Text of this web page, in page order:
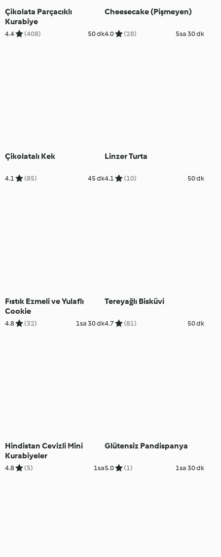
Çikolata Parçacıklı
Kurabiye
4.4 (408) 50 dk
Cheesecake (Pişmeyen)
4.0 (28) 5sa 30 dk
Çikolatalı Kek
4.1 (85) 45 dk
Linzer Turta
4.1 (10) 50 dk
Fıstık Ezmeli ve Yulaflı
Cookie
4.8 (32) 1sa 30 dk
Tereyağlı Bisküvi
4.7 (81) 50 dk
Hindistan Cevizli Mini
Kurabiyeler
4.8 (5) 1sa
Glütensiz Pandispanya
5.0 (1) 1sa 30 dk